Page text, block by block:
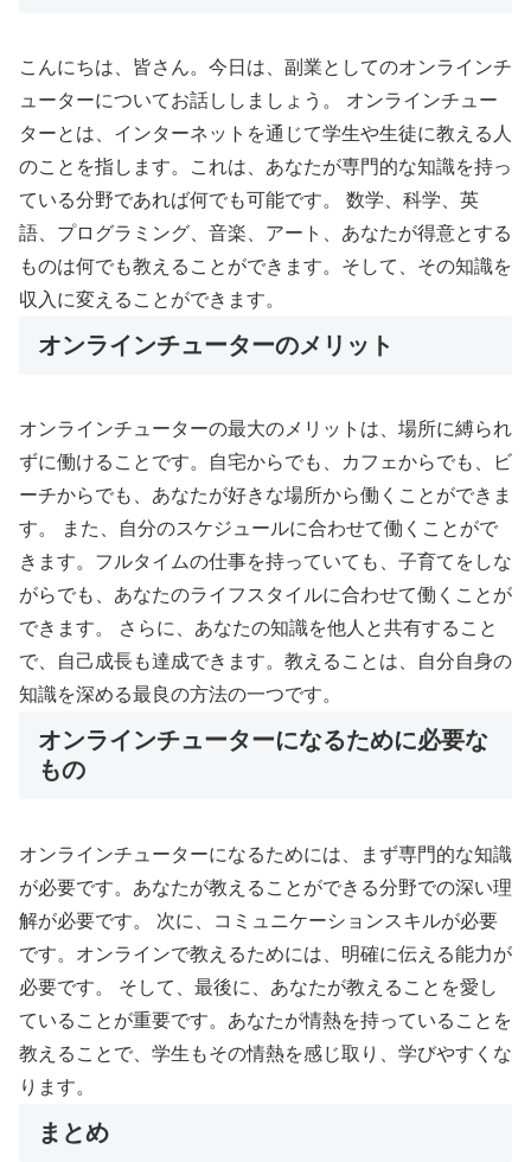
こんにちは、皆さん。今日は、副業としてのオンラインチ
ューターについてお話ししましょう。 オンラインチュー
ターとは、インターネットを通じて学生や生徒に教える人
のことを指します。これは、あなたが専門的な知識を持っ
ている分野であれば何でも可能です。 数学、科学、英
語、プログラミング、音楽、アート、あなたが得意とする
ものは何でも教えることができます。そして、その知識を
収入に変えることができます。
オンラインチューターのメリット
オンラインチューターの最大のメリットは、場所に縛られ
ずに働けることです。自宅からでも、カフェからでも、ビ
ーチからでも、あなたが好きな場所から働くことができま
す。 また、自分のスケジュールに合わせて働くことがで
きます。フルタイムの仕事を持っていても、子育てをしな
がらでも、あなたのライフスタイルに合わせて働くことが
できます。 さらに、あなたの知識を他人と共有すること
で、自己成長も達成できます。教えることは、自分自身の
知識を深める最良の方法の一つです。
オンラインチューターになるために必要な
もの
オンラインチューターになるためには、まず専門的な知識
が必要です。あなたが教えることができる分野での深い理
解が必要です。 次に、コミュニケーションスキルが必要
です。オンラインで教えるためには、明確に伝える能力が
必要です。 そして、最後に、あなたが教えることを愛し
ていることが重要です。あなたが情熱を持っていることを
教えることで、学生もその情熱を感じ取り、学びやすくな
ります。
まとめ